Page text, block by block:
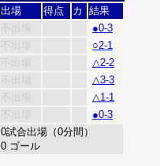
出場 得点 カ
結果
不出場
●0-3
不出場
○2-1
不出場
△2-2
不出場
△3-3
不出場
△1-1
不出場 ●0-3
0試合出場（0分間）
0 ゴール